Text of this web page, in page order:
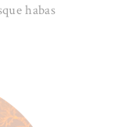
habas